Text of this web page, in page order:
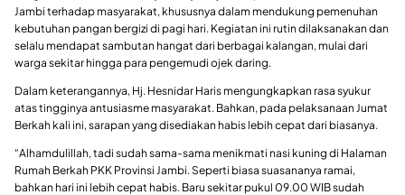
Jambi terhadap masyarakat, khususnya dalam mendukung pemenuhan
kebutuhan pangan bergizi di pagi hari. Kegiatan ini rutin dilaksanakan dan
selalu mendapat sambutan hangat dari berbagai kalangan, mulai dari
warga sekitar hingga para pengemudi ojek daring.
Dalam keterangannya, Hj. Hesnidar Haris mengungkapkan rasa syukur
atas tingginya antusiasme masyarakat. Bahkan, pada pelaksanaan Jumat
Berkah kali ini, sarapan yang disediakan habis lebih cepat dari biasanya.
“Alhamdulillah, tadi sudah sama-sama menikmati nasi kuning di Halaman
Rumah Berkah PKK Provinsi Jambi. Seperti biasa suasananya ramai,
bahkan hari ini lebih cepat habis. Baru sekitar pukul 09.00 WIB sudah